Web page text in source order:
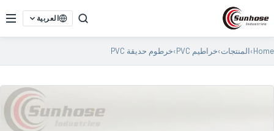
العربية
Home
›المنتجات›خراطيم PVC ›خرطوم حديقة PVC